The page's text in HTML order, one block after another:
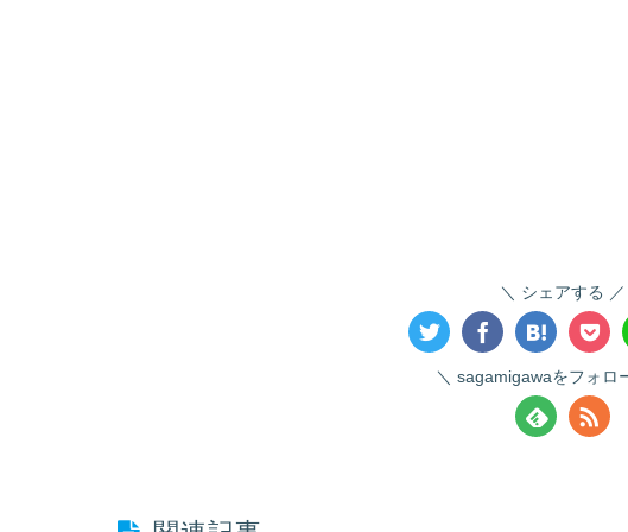
シェアする
sagamigawaをフォロ